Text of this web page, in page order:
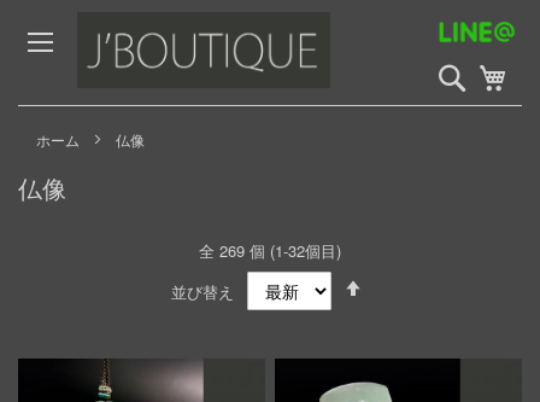
to
Content
検
索
開
ホーム 仏像
仏像
全 269 個 (1-32個目)
並び替え